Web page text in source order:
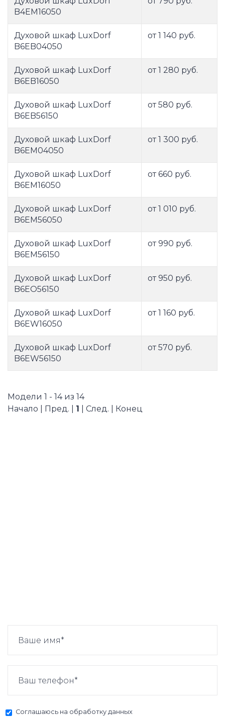
B4EМ16050
Духовой шкаф LuxDorf
B6EB04050
от 1 140 руб.
Духовой шкаф LuxDorf
B6EB16050
от 1 280 руб.
Духовой шкаф LuxDorf
B6EB56150
от 580 руб.
Духовой шкаф LuxDorf
B6EM04050
от 1 300 руб.
Духовой шкаф LuxDorf
B6EM16050
от 660 руб.
Духовой шкаф LuxDorf
B6EM56050
от 1 010 руб.
Духовой шкаф LuxDorf
B6EM56150
от 990 руб.
Духовой шкаф LuxDorf
B6EO56150
от 950 руб.
Духовой шкаф LuxDorf
B6EW16050
от 1 160 руб.
Духовой шкаф LuxDorf
B6EW56150
от 570 руб.
Модели 1 - 14 из 14
Начало | Пред. | 1 | След. | Конец
Соглашаюсь на обработку данных